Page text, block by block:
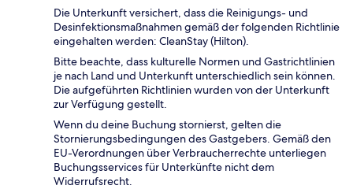
Die Unterkunft versichert, dass die Reinigungs- und
Desinfektionsmaßnahmen gemäß der folgenden Richtlinie
eingehalten werden: CleanStay (Hilton).
Bitte beachte, dass kulturelle Normen und Gastrichtlinien
je nach Land und Unterkunft unterschiedlich sein können.
Die aufgeführten Richtlinien wurden von der Unterkunft
zur Verfügung gestellt.
Wenn du deine Buchung stornierst, gelten die
Stornierungsbedingungen des Gastgebers. Gemäß den
EU-Verordnungen über Verbraucherrechte unterliegen
Buchungsservices für Unterkünfte nicht dem
Widerrufsrecht.